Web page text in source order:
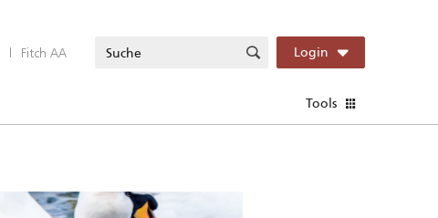
| Fitch AA Login
Tools